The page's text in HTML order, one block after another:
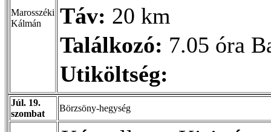
Marosszéki
Kálmán
Táv: 20 km
Találkozó: 7.05 óra
Utiköltség:
Júl. 19.
szombat
Börzsöny-hegység